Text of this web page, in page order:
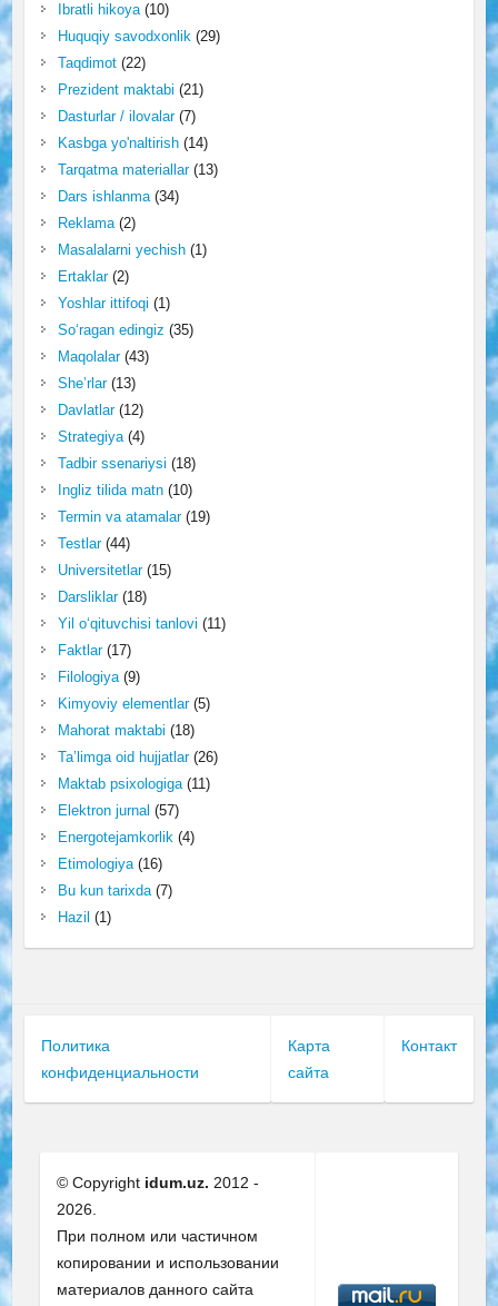
Ibratli hikoya(10)
Huquqiy savodxonlik(29)
Taqdimot(22)
Prezident maktabi (21)
Dasturlar / ilovalar(7)
Kasbga yo'naltirish(14)
Tarqatma materiallar(13)
Dars ishlanma(34)
Reklama(2)
Masalalarni yechish(1)
Ertaklar(2)
Yoshlar ittifoqi (1)
So‘ragan edingiz (35)
Maqolalar(43)
She’rlar(13)
Davlatlar(12)
Strategiya(4)
Tadbir ssenariysi (18)
Ingliz tilida matn(10)
Termin va atamalar(19)
Testlar(44)
Universitetlar(15)
Darsliklar(18)
Yil o‘qituvchisi tanlovi (11)
Faktlar(17)
Filologiya(9)
Kimyoviy elementlar(5)
Mahorat maktabi (18)
Ta’limga oid hujjatlar(26)
Maktab psixologiga(11)
Elektron jurnal (57)
Energotejamkorlik(4)
Etimologiya(16)
Bu kun tarixda(7)
Hazil (1)
Политика
конфиденциальности
Карта
сайта
Контакт
© Copyright idum.uz. 2012 -
2026.
При полном или частичном
копировании и использовании
материалов данного сайта